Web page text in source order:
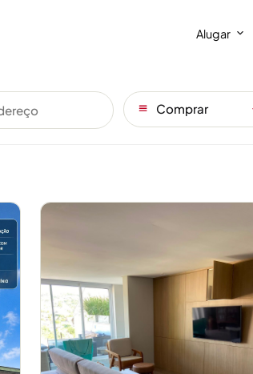
Alugar
Comprar